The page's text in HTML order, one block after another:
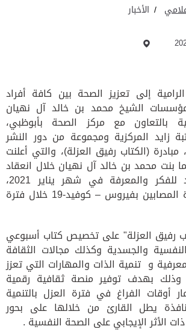
الأخبار
إلى تعزيز الصحة بين كافة أفراد
الشيخ محمد بن خالد آل نهيان
بالتعاون مع مركز الصحة بأبوظبي،
زايد المركزية ومجموعة من دور النشر
مبادرة (الكتاب رفيق العزلة)، والتي أعلنت
بنت محمد بن خالد آل نهيان خلال انعقاد
والمعرفة في شهر يناير 2021،
المصابين بفيروس – كوفيد-19 خلال فترة
رفيق العزلة" على تخصيص كتاب أسبوعي
والجسدية وكذلك مجالات الثقافة
و تنمية الذات والمهارات التي تعزز
وذلك بهدف توفير منصة ثقافية رقمية
أوقات الفراغ في فترة العزل بالتنمية
نافذة يطل القارئ من خلالها على بحور
الأثر الإيجابي على الصحة النفسية .